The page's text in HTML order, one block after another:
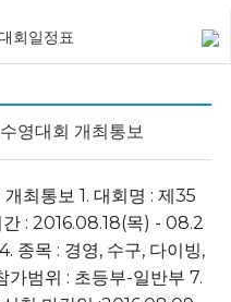
회일정표
영대회 개최통보
최통보 1. 대회명 : 제35
: 2016.08.18(목) - 08.2
종목 : 경영, 수구, 다이빙,
가범위 : 초등부-일반부 7.